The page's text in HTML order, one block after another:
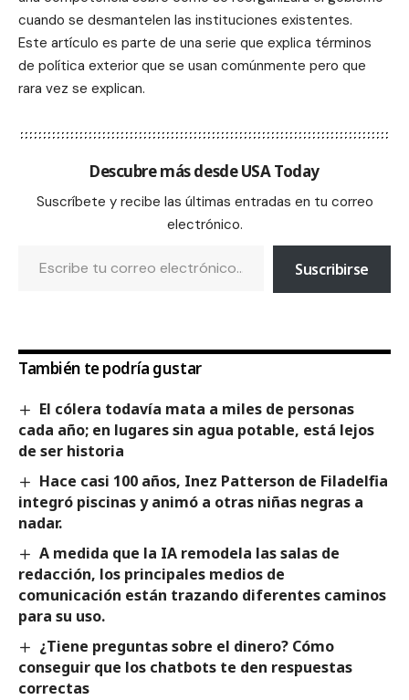
cuando se desmantelen las instituciones existentes.
Este artículo es parte de una serie que explica términos
de política exterior que se usan comúnmente pero que
rara vez se explican.
Descubre más desde USA Today
Suscríbete y recibe las últimas entradas en tu correo
electrónico.
Suscribirse
También te podría gustar
El cólera todavía mata a miles de personas
cada año; en lugares sin agua potable, está lejos
de ser historia
Hace casi 100 años, Inez Patterson de Filadelfia
integró piscinas y animó a otras niñas negras a
nadar.
A medida que la IA remodela las salas de
redacción, los principales medios de
comunicación están trazando diferentes caminos
para su uso.
¿Tiene preguntas sobre el dinero? Cómo
conseguir que los chatbots te den respuestas
correctas